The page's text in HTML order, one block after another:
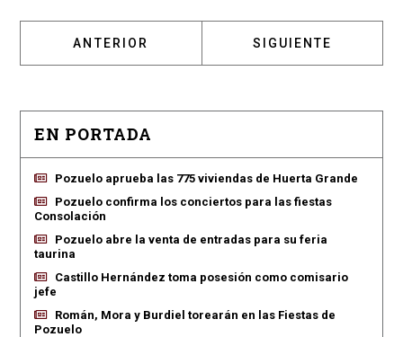
ARTÍCULO ANTERIOR: ¿CUÁLES SON LAS
ANTERIOR ARTÍCULO
SIGUIENTE
EN PORTADA
Pozuelo aprueba las 775 viviendas de Huerta Grande
Pozuelo confirma los conciertos para las fiestas
Consolación
Pozuelo abre la venta de entradas para su feria
taurina
Castillo Hernández toma posesión como comisario
jefe
Román, Mora y Burdiel torearán en las Fiestas de
Pozuelo